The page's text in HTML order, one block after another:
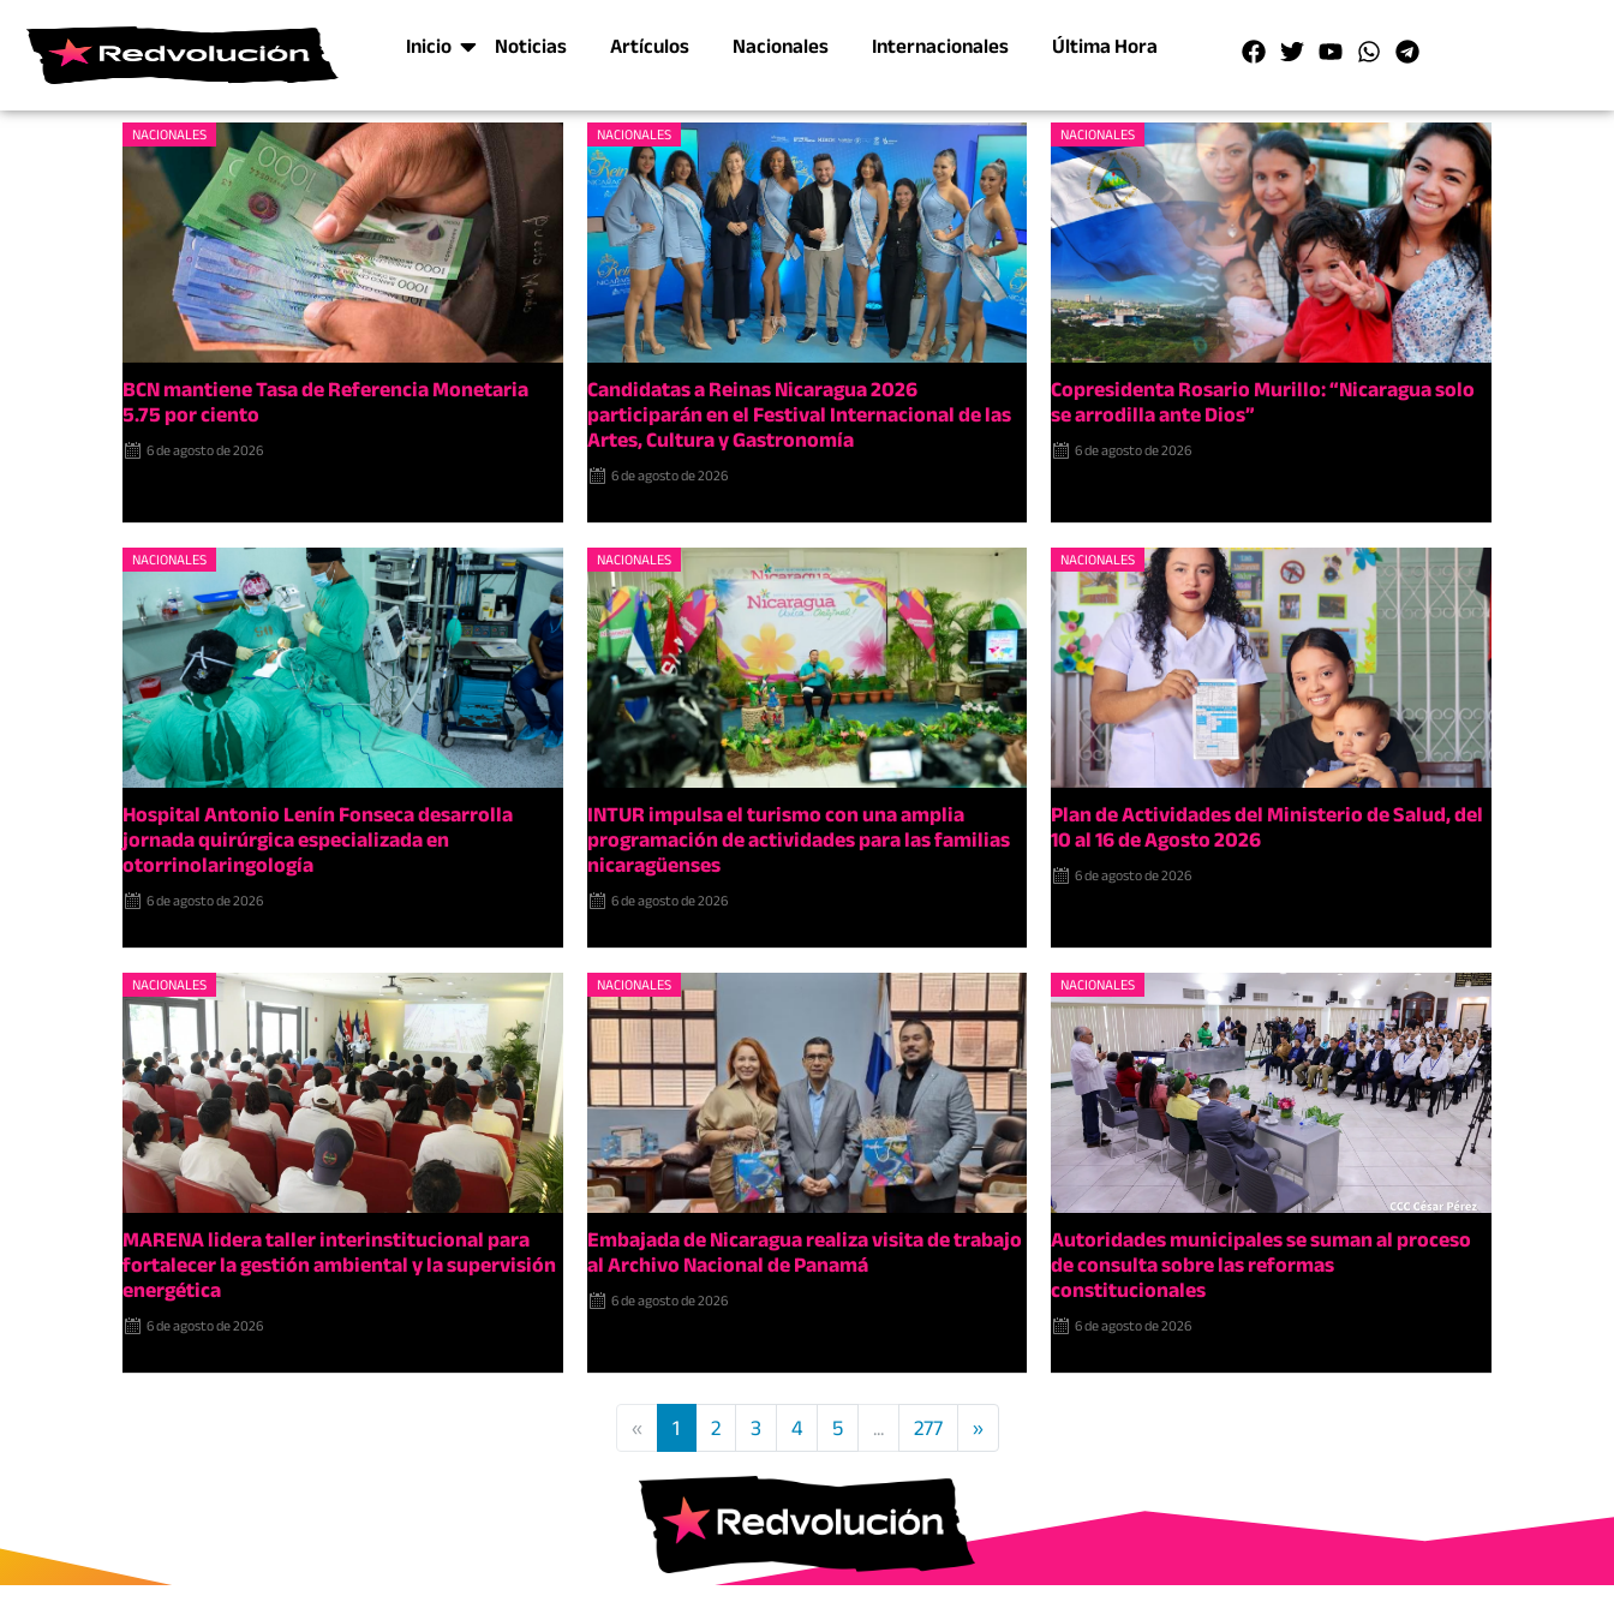
Inicio Noticias Artículos Nacionales Internacionales Última Hora
NACIONALES
BCN mantiene Tasa de Referencia Monetaria
5.75 por ciento
6 de agosto de 2026
NACIONALES
Candidatas a Reinas Nicaragua 2026
participarán en el Festival Internacional de las
Artes, Cultura y Gastronomía
6 de agosto de 2026
NACIONALES
Copresidenta Rosario Murillo: “Nicaragua solo
se arrodilla ante Dios”
6 de agosto de 2026
NACIONALES
Hospital Antonio Lenín Fonseca desarrolla
jornada quirúrgica especializada en
otorrinolaringología
6 de agosto de 2026
NACIONALES
INTUR impulsa el turismo con una amplia
programación de actividades para las familias
nicaragüenses
6 de agosto de 2026
NACIONALES
Plan de Actividades del Ministerio de Salud, del
10 al 16 de Agosto 2026
6 de agosto de 2026
NACIONALES
MARENA lidera taller interinstitucional para
fortalecer la gestión ambiental y la supervisión
energética
6 de agosto de 2026
NACIONALES
Embajada de Nicaragua realiza visita de trabajo
al Archivo Nacional de Panamá
6 de agosto de 2026
NACIONALES
Autoridades municipales se suman al proceso
de consulta sobre las reformas
constitucionales
6 de agosto de 2026
« 1 2 3 4 5 ... 277 »